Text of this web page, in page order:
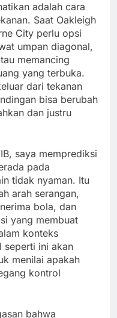
adalah cara
Saat Oakleigh
City perlu opsi
umpan diagonal,
memancing
yang terbuka.
dari tekanan
bisa berubah
dan justru
saya memprediksi
pada
tidak nyaman. Itu
arah serangan,
bola, dan
yang membuat
konteks
seperti ini akan
menilai apakah
kontrol
bahwa